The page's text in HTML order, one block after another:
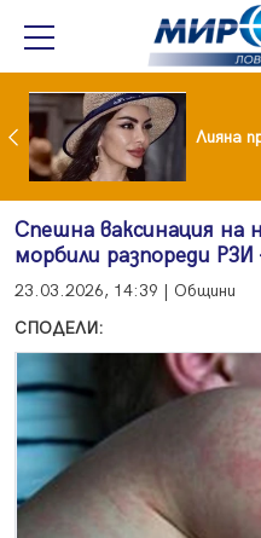
Популярен риалити герой заряза жена си заради друга
Спешна ваксинация на
морбили разпореди
23.03.2026, 14:39 | Общини
СПОДЕЛИ: